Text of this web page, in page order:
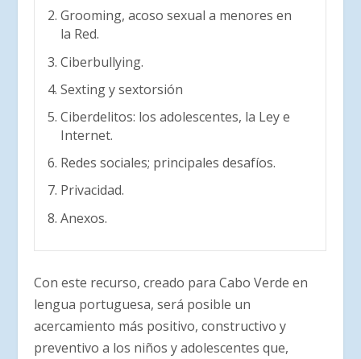
Grooming, acoso sexual a menores en
la Red.
Ciberbullying.
Sexting y sextorsión
Ciberdelitos: los adolescentes, la Ley e
Internet.
Redes sociales; principales desafíos.
Privacidad.
Anexos.
Con este recurso, creado para Cabo Verde en
lengua portuguesa, será posible un
acercamiento más positivo, constructivo y
preventivo a los niños y adolescentes que,